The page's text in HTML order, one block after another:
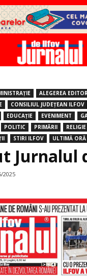
ALEGEREA
CONSILIUL JUDEȚEAN ILFOV
EDUCAȚIE EVENIMENT
POLITIC PRIMĂRII
RELIGIE
STIRI ILFOV ULTIMĂ ORĂ
Jurnalul
2025